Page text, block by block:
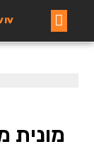
מונית